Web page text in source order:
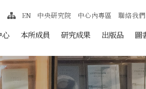
心 本所成員 研究成果 出版品 圖
網站導覽
EN 中央研究院 中心內專區 聯絡我們